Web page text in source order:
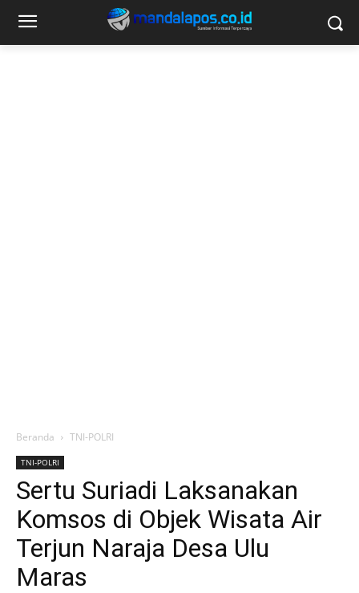
Beranda TNI-POLRI
TNI-POLRI
Sertu Suriadi Laksanakan
Komsos di Objek Wisata Air
Terjun Naraja Desa Ulu
Maras